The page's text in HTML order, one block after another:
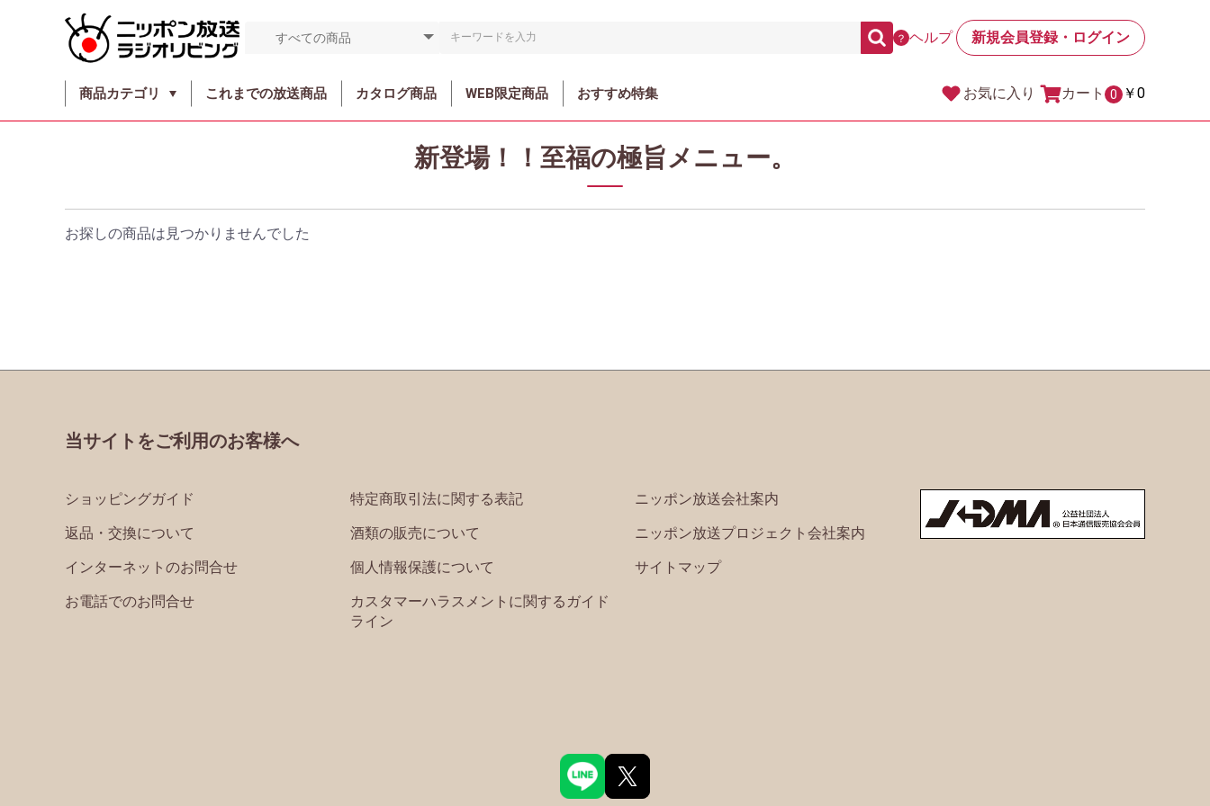
？ ヘルプ 新規会員登録・ログイン
商品カテゴリ これまでの放送商品 カタログ商品 WEB限定商品 おすすめ特集 お気に入り カート 0 ￥0
新登場！！至福の極旨メニュー。
お探しの商品は見つかりませんでした
当サイトをご利用のお客様へ
ショッピングガイド
返品・交換について
インターネットのお問合せ
お電話でのお問合せ
特定商取引法に関する表記
酒類の販売について
個人情報保護について
カスタマーハラスメントに関するガイド
ライン
ニッポン放送会社案内
ニッポン放送プロジェクト会社案内
サイトマップ